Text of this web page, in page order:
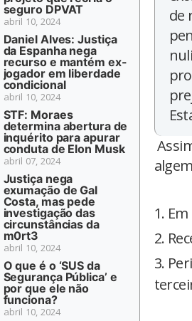
seguro DPVAT
abril 10, 2024
Daniel Alves: Justiça
da Espanha nega
recurso e mantém ex-
jogador em liberdade
condicional
abril 10, 2024
STF: Moraes
determina abertura de
inquérito para apurar
conduta de Elon Musk
abril 07, 2024
Justiça nega
exumação de Gal
Costa, mas pede
investigação das
circunstâncias da
m0rt3
abril 10, 2024
O que é o ‘SUS da
Segurança Pública’ e
por que ele não
funciona?
abril 10, 2024
de